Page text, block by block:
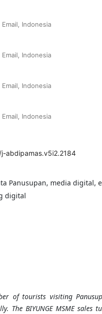
Indonesia
Indonesia
Indonesia
Indonesia
abdipamas.v5i2.2184
Panusupan, media digital,
digital
of tourists visiting
The BIYUNGE MSME sales